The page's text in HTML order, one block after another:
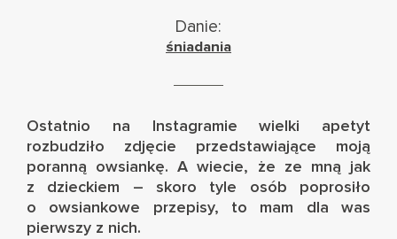
Danie:
śniadania
Ostatnio na Instagramie
wielki apetyt
rozbudziło zdjęcie przedstawiające moją
poranną owsiankę. A wiecie, że ze mną jak
z dzieckiem – skoro tyle osób poprosiło
o owsiankowe przepisy, to mam dla was
pierwszy z nich.